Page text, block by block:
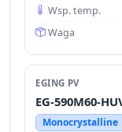
Wsp. temp.
Waga
EGING PV
EG-590M60-
Monocrystalline